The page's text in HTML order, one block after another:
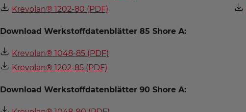
Krevolan® 1202-80 (PDF)
Download Werkstoffdatenblätter 85 Shore A:
Krevolan® 1048-85 (PDF)
Krevolan® 1202-85 (PDF)
Download Werkstoffdatenblätter 90 Shore A: